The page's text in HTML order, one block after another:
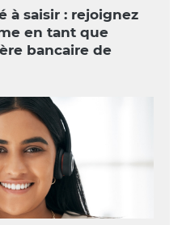
à saisir : rejoignez
en tant que
bancaire de